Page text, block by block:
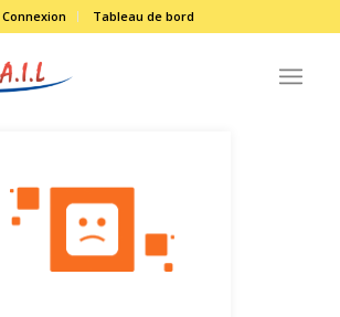
Connexion Tableau de bord